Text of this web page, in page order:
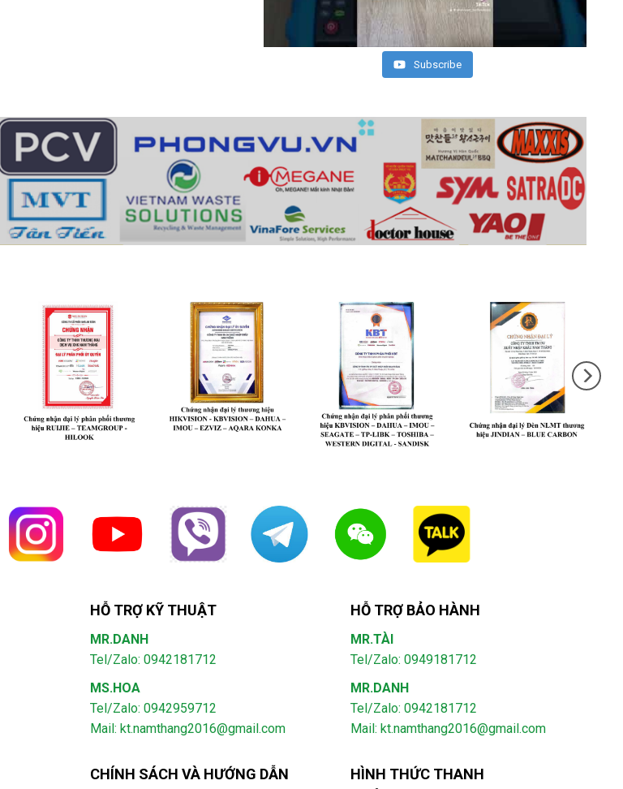
Subscribe
HỖ TRỢ KỸ THUẬT
MR.DANH
Tel/Zalo: 0942181712
MS.HOA
Tel/Zalo: 0942959712
Mail: kt.namthang2016@gmail.com
HỖ TRỢ BẢO HÀNH
MR.TÀI
Tel/Zalo: 0949181712
MR.DANH
Tel/Zalo: 0942181712
Mail: kt.namthang2016@gmail.com
CHÍNH SÁCH VÀ HƯỚNG DẪN
HÌNH THỨC THANH